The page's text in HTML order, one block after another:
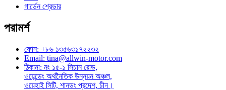
গার্ডেন শ্রেডার
পরামর্শ
ফোন: +৮৬ ১৩৫৬৩১৭২২৩২
Email: tina@allwin-motor.com
ঠিকানা: নং ১৫-১ সিচান রোড,
ওয়েন্ডেং অর্থনৈতিক উন্নয়ন অঞ্চল,
ওয়েহাই সিটি, শানডং প্রদেশ, চীন।